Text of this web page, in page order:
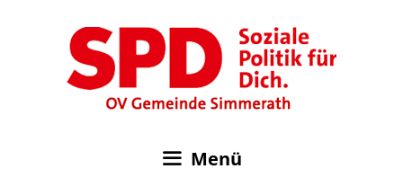
Menü